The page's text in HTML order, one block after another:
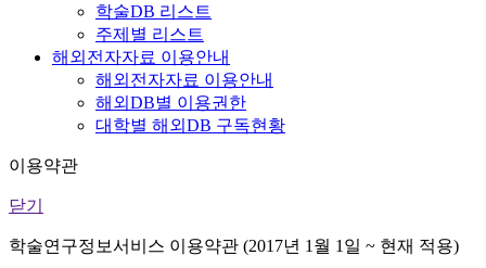
학술DB 리스트
주제별 리스트
해외전자자료 이용안내
해외전자자료 이용안내
해외DB별 이용권한
대학별 해외DB 구독현황
이용약관
닫기
학술연구정보서비스 이용약관 (2017년 1월 1일 ~ 현재 적용)